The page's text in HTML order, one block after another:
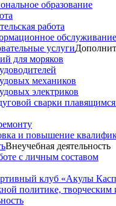
образование
работа
обслуживание
услуги
для моряков
механиков
электриков
сварки
и повышение
Внеучебная деятельность
с личным составом
клуб «Акулы
политике,